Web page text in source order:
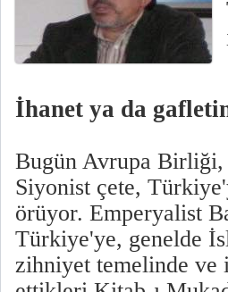
İhanet ya da
Bugün Avrupa Birliği,
Siyonist çete,
örüyor. Emperyalist
Türkiye'ye, genelde
zihniyet temelinde ve